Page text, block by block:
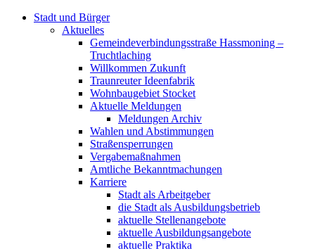
Stadt und Bürger
Aktuelles
Gemeindeverbindungsstraße Hassmoning –
Truchtlaching
Willkommen Zukunft
Traunreuter Ideenfabrik
Wohnbaugebiet Stocket
Aktuelle Meldungen
Meldungen Archiv
Wahlen und Abstimmungen
Straßensperrungen
Vergabemaßnahmen
Amtliche Bekanntmachungen
Karriere
Stadt als Arbeitgeber
die Stadt als Ausbildungsbetrieb
aktuelle Stellenangebote
aktuelle Ausbildungsangebote
aktuelle Praktika